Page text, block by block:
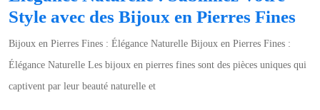
Femme,
Symbole
d’Or
Style avec des Bijoux en Pierres Fines
:
Bijoux en Pierres Fines : Élégance Naturelle Bijoux en Pierres Fines :
Élégance Naturelle Les bijoux en pierres fines sont des pièces uniques qui
captivent par leur beauté naturelle et